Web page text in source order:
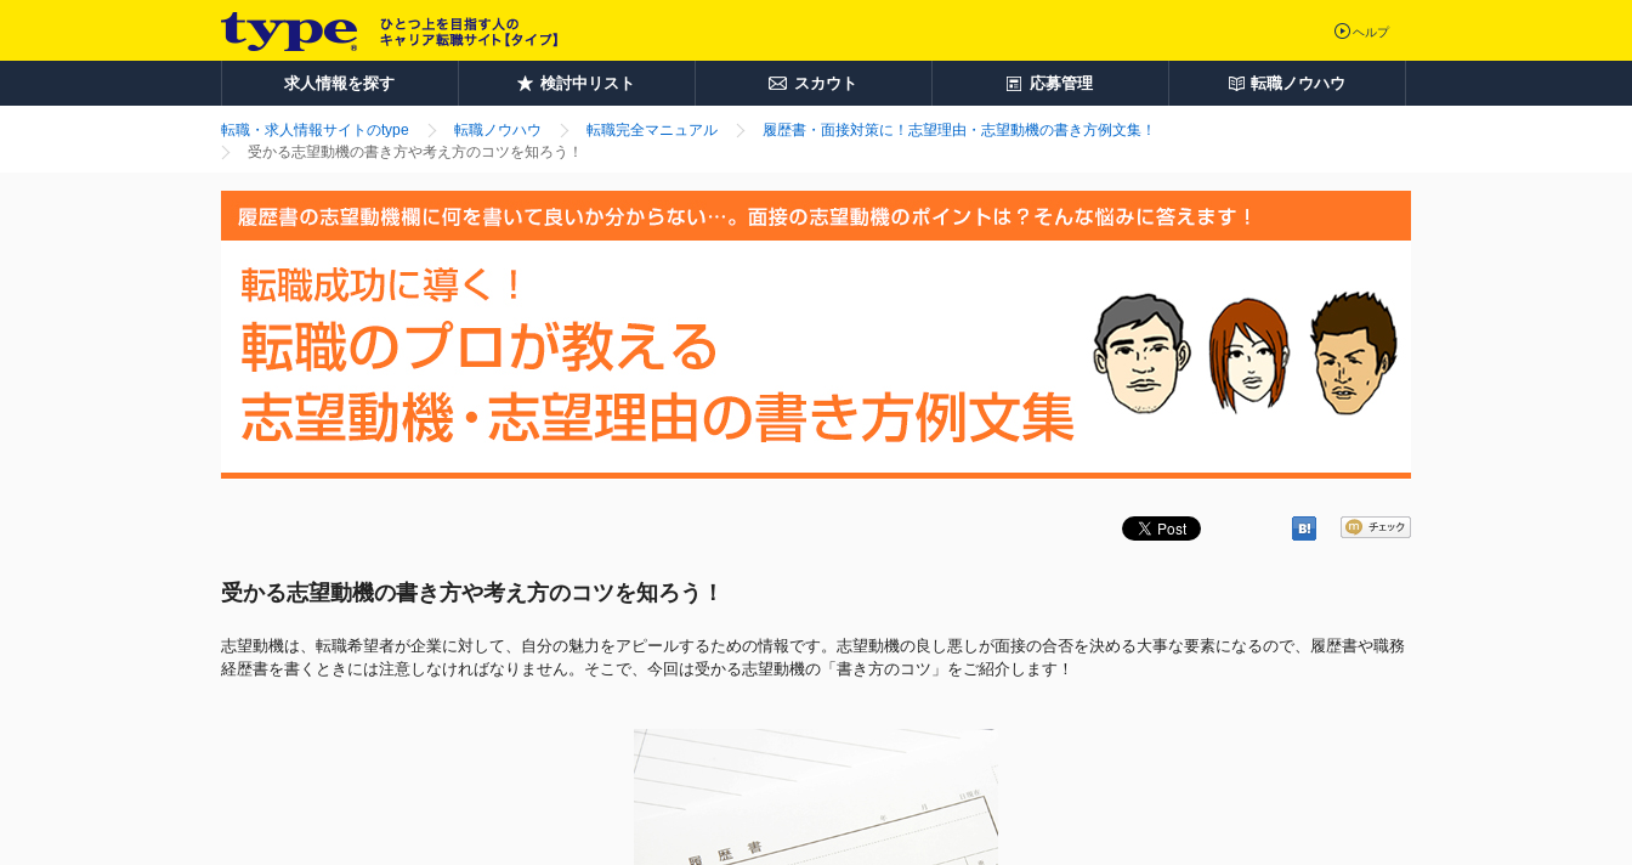
ヘルプ
求人情報を探す 検討中リスト スカウト 応募管理 転職ノウハウ
転職・求人情報サイトのtype 転職ノウハウ 転職完全マニュアル
履歴書・面接対策に！志望理由・志望動機の書き方例文集！
受かる志望動機の書き方や考え方のコツを知ろう！
受かる志望動機の書き方や考え方のコツを知ろう！
志望動機は、転職希望者が企業に対して、自分の魅力をアピールするための情報です。志望動機の良し悪しが面接の合否を決める大事な要素になるので、履歴書や職務
経歴書を書くときには注意しなければなりません。そこで、今回は受かる志望動機の「書き方のコツ」をご紹介します！